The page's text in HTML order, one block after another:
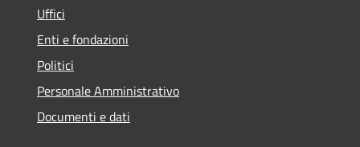
Uffici
Enti e fondazioni
Politici
Personale Amministrativo
Documenti e dati